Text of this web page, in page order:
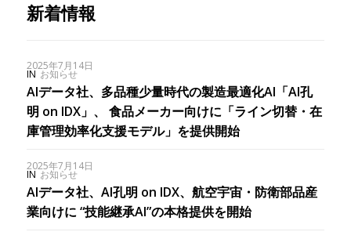
新着情報
2025年7月14日
IN お知らせ
AIデータ社、多品種少量時代の製造最適化AI「AI孔
明 on IDX」、 食品メーカー向けに「ライン切替・在
庫管理効率化支援モデル」を提供開始
2025年7月14日
IN お知らせ
AIデータ社、AI孔明 on IDX、航空宇宙・防衛部品産
業向けに “技能継承AI”の本格提供を開始